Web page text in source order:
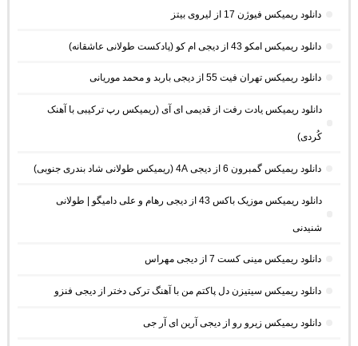
دانلود ریمیکس فیوژن 17 از لیروی بیتز
دانلود ریمیکس امکو 43 از دیجی ام کو (پادکست طولانی عاشقانه)
دانلود ریمیکس تهران فیت 55 از دیجی باربد و محمد موریانی
دانلود ریمیکس یادت رفت از قدیمی ای آی (ریمیکس رپ ترکیبی با آهنک
کُردی)
دانلود ریمیکس گمبرون 6 از دیجی 4A (ریمیکس طولانی شاد بندری جنوبی)
دانلود ریمیکس موزیک باکس 43 از دیجی رهام و علی دامیگو | طولانی
شنیدنی
دانلود ریمیکس مینی کست 7 از دیجی مهراس
دانلود ریمیکس سیتیزن دل پاکتم من با آهنگ ترکی دختر از دیجی فنزو
دانلود ریمیکس زیرو رو از دیجی آرین ای آر جی